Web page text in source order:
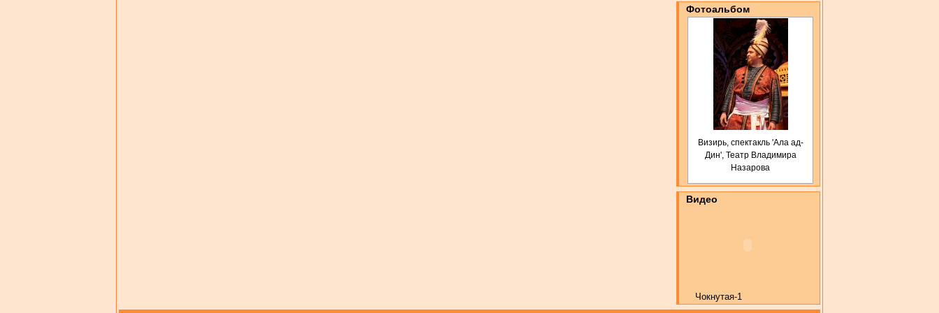
Фотоальбом
Визирь, спектакль 'Ала ад-
Дин', Театр Владимира
Назарова
Видео
Чокнутая-1